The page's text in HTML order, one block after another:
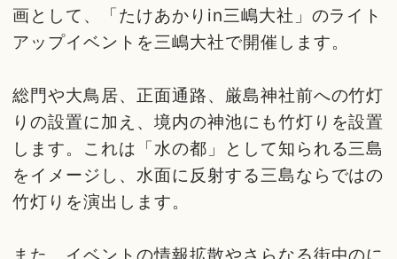
画として、「たけあかりin三嶋大社」のライト
アップイベントを三嶋大社で開催します。
総門や大鳥居、正面通路、厳島神社前への竹灯
りの設置に加え、境内の神池にも竹灯りを設置
します。これは「水の都」として知られる三島
をイメージし、水面に反射する三島ならではの
竹灯りを演出します。
また、イベントの情報拡散やさらなる街中のに